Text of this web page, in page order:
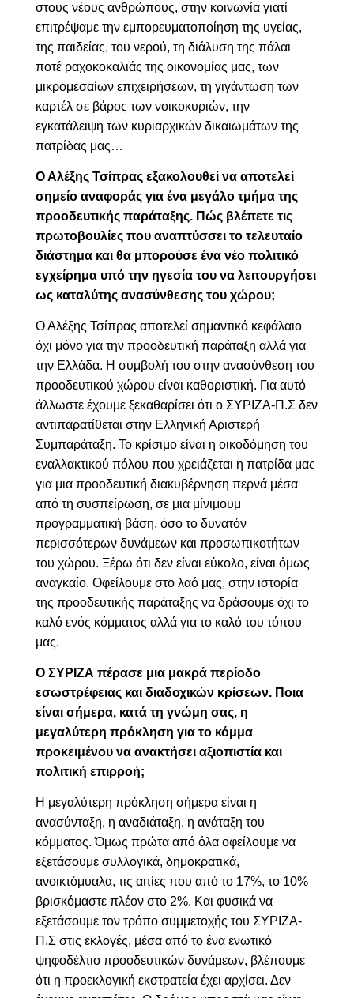
στους νέους ανθρώπους, στην κοινωνία γιατί
επιτρέψαμε την εμπορευματοποίηση της υγείας,
της παιδείας, του νερού, τη διάλυση της πάλαι
ποτέ ραχοκοκαλιάς της οικονομίας μας, των
μικρομεσαίων επιχειρήσεων, τη γιγάντωση των
καρτέλ σε βάρος των νοικοκυριών, την
εγκατάλειψη των κυριαρχικών δικαιωμάτων της
πατρίδας μας…
Ο Αλέξης Τσίπρας εξακολουθεί να αποτελεί
σημείο αναφοράς για ένα μεγάλο τμήμα της
προοδευτικής παράταξης. Πώς βλέπετε τις
πρωτοβουλίες που αναπτύσσει το τελευταίο
διάστημα και θα μπορούσε ένα νέο πολιτικό
εγχείρημα υπό την ηγεσία του να λειτουργήσει
ως καταλύτης ανασύνθεσης του χώρου;
Ο Αλέξης Τσίπρας αποτελεί σημαντικό κεφάλαιο
όχι μόνο για την προοδευτική παράταξη αλλά για
την Ελλάδα. Η συμβολή του στην ανασύνθεση του
προοδευτικού χώρου είναι καθοριστική. Για αυτό
άλλωστε έχουμε ξεκαθαρίσει ότι ο ΣΥΡΙΖΑ-Π.Σ δεν
αντιπαρατίθεται στην Ελληνική Αριστερή
Συμπαράταξη. Το κρίσιμο είναι η οικοδόμηση του
εναλλακτικού πόλου που χρειάζεται η πατρίδα μας
για μια προοδευτική διακυβέρνηση περνά μέσα
από τη συσπείρωση, σε μια μίνιμουμ
προγραμματική βάση, όσο το δυνατόν
περισσότερων δυνάμεων και προσωπικοτήτων
του χώρου. Ξέρω ότι δεν είναι εύκολο, είναι όμως
αναγκαίο. Οφείλουμε στο λαό μας, στην ιστορία
της προοδευτικής παράταξης να δράσουμε όχι το
καλό ενός κόμματος αλλά για το καλό του τόπου
μας.
Ο ΣΥΡΙΖΑ πέρασε μια μακρά περίοδο
εσωστρέφειας και διαδοχικών κρίσεων. Ποια
είναι σήμερα, κατά τη γνώμη σας, η
μεγαλύτερη πρόκληση για το κόμμα
προκειμένου να ανακτήσει αξιοπιστία και
πολιτική επιρροή;
Η μεγαλύτερη πρόκληση σήμερα είναι η
ανασύνταξη, η αναδιάταξη, η ανάταξη του
κόμματος.Όμως πρώτα από όλα οφείλουμε να
εξετάσουμε συλλογικά, δημοκρατικά,
ανοικτόμυαλα, τις αιτίες που από το 17%, το 10%
βρισκόμαστε πλέον στο 2%. Και φυσικά να
εξετάσουμε τον τρόπο συμμετοχής του ΣΥΡΙΖΑ-
Π.Σ στις εκλογές, μέσα από το ένα ενωτικό
ψηφοδέλτιο προοδευτικών δυνάμεων, βλέπουμε
ότι η προεκλογική εκστρατεία έχει αρχίσει. Δεν